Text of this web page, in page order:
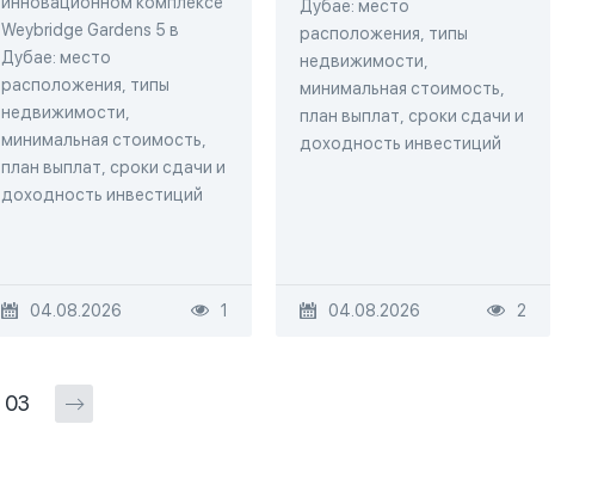
Weybridge Gardens 5 в
Дубае: место
расположения, типы
недвижимости,
минимальная стоимость,
план выплат, сроки сдачи и
доходность инвестиций
04.08.2026 1
Дубае: место
расположения, типы
недвижимости,
минимальная стоимость,
план выплат, сроки сдачи и
доходность инвестиций
04.08.2026 2
03